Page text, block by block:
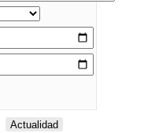
Actualidad